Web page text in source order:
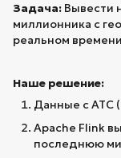
Задача: Вывести
миллионника с
реальном
Наше решение:
Данные с АТС
Apache Flink
последнюю